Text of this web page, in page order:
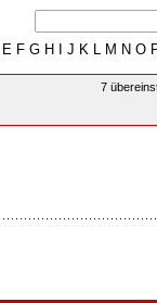
E F G H J K L M N O
7